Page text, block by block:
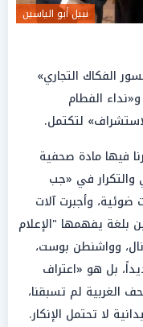
نبيل أبو الياسين
الفكاك التجاري»
الفطام
لتكتمل.
فيها مادة صحفية
والتكرار في «جب
ضوئية، وأجبرت آلات
بلغة يفهمها "الإعلام
وواشنطن بوست،
بل هو «اعتراف
الغربية لم تسبقنا،
لا تحتمل الإنكار.